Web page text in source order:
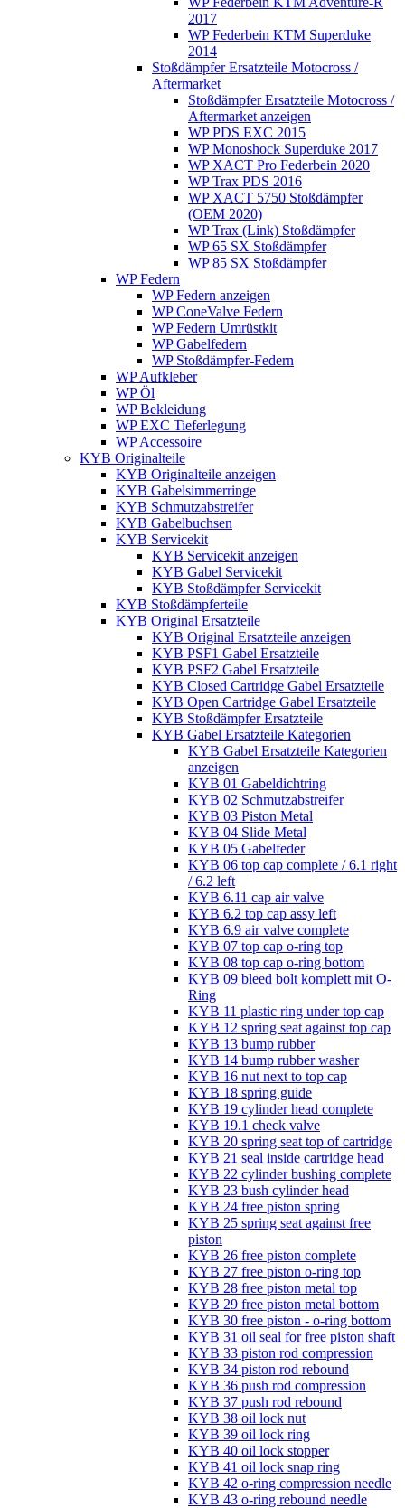
2017
WP Federbein KTM Superduke
2014
Stoßdämpfer Ersatzteile Motocross /
Aftermarket
Stoßdämpfer Ersatzteile Motocross /
Aftermarket anzeigen
WP PDS EXC 2015
WP Monoshock Superduke 2017
WP XACT Pro Federbein 2020
WP Trax PDS 2016
WP XACT 5750 Stoßdämpfer
(OEM 2020)
WP Trax (Link) Stoßdämpfer
WP 65 SX Stoßdämpfer
WP 85 SX Stoßdämpfer
WP Federn
WP Federn anzeigen
WP ConeValve Federn
WP Federn Umrüstkit
WP Gabelfedern
WP Stoßdämpfer-Federn
WP Aufkleber
WP Öl
WP Bekleidung
WP EXC Tieferlegung
WP Accessoire
KYB Originalteile
KYB Originalteile anzeigen
KYB Gabelsimmerringe
KYB Schmutzabstreifer
KYB Gabelbuchsen
KYB Servicekit
KYB Servicekit anzeigen
KYB Gabel Servicekit
KYB Stoßdämpfer Servicekit
KYB Stoßdämpferteile
KYB Original Ersatzteile
KYB Original Ersatzteile anzeigen
KYB PSF1 Gabel Ersatzteile
KYB PSF2 Gabel Ersatzteile
KYB Closed Cartridge Gabel Ersatzteile
KYB Open Cartridge Gabel Ersatzteile
KYB Stoßdämpfer Ersatzteile
KYB Gabel Ersatzteile Kategorien
KYB Gabel Ersatzteile Kategorien
anzeigen
KYB 01 Gabeldichtring
KYB 02 Schmutzabstreifer
KYB 03 Piston Metal
KYB 04 Slide Metal
KYB 05 Gabelfeder
KYB 06 top cap complete / 6.1 right
/ 6.2 left
KYB 6.11 cap air valve
KYB 6.2 top cap assy left
KYB 6.9 air valve complete
KYB 07 top cap o-ring top
KYB 08 top cap o-ring bottom
KYB 09 bleed bolt komplett mit O-
Ring
KYB 11 plastic ring under top cap
KYB 12 spring seat against top cap
KYB 13 bump rubber
KYB 14 bump rubber washer
KYB 16 nut next to top cap
KYB 18 spring guide
KYB 19 cylinder head complete
KYB 19.1 check valve
KYB 20 spring seat top of cartridge
KYB 21 seal inside cartridge head
KYB 22 cylinder bushing complete
KYB 23 bush cylinder head
KYB 24 free piston spring
KYB 25 spring seat against free
piston
KYB 26 free piston complete
KYB 27 free piston o-ring top
KYB 28 free piston metal top
KYB 29 free piston metal bottom
KYB 30 free piston - o-ring bottom
KYB 31 oil seal for free piston shaft
KYB 33 piston rod compression
KYB 34 piston rod rebound
KYB 36 push rod compression
KYB 37 push rod rebound
KYB 38 oil lock nut
KYB 39 oil lock ring
KYB 40 oil lock stopper
KYB 41 oil lock snap ring
KYB 42 o-ring compression needle
KYB 43 o-ring rebound needle